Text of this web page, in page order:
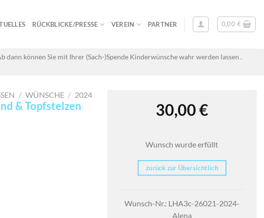
RÜCKBLICKE/PRESSE VEREIN PARTNER 0,00 €
können Sie mit Ihrer (Sach-)Spende Kinderwünsche wahr werden lassen .
/ WÜNSCHE / 2024
& Topfstelzen 30,00€
Wunsch wurde erfüllt
zurück zur Übersichtlich
Wunsch-Nr.: LHA3c-26021-2024-
Alena